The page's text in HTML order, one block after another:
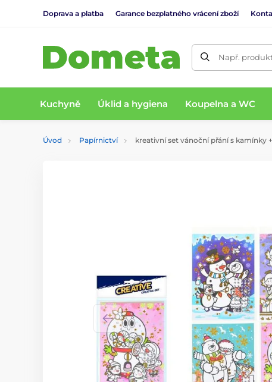
Doprava a platba Garance bezplatného vrácení zboží
Např.
Kuchyně Úklid a hygiena Koupelna a WC
Úvod Papírnictví kreativní set vánoční přání s kamínky